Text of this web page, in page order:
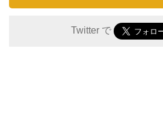
Twitter で